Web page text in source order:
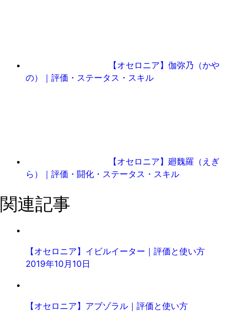
【オセロニア】伽弥乃（かや
の）｜評価・ステータス・スキル
【オセロニア】廻魏羅（えぎ
ら）｜評価・闘化・ステータス・スキル
関連記事
【オセロニア】イビルイーター｜評価と使い方
2019年10月10日
【オセロニア】アブゾラル｜評価と使い方